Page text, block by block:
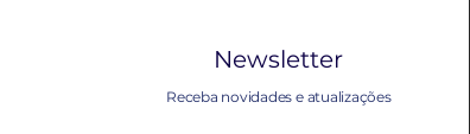
Newsletter
Receba novidades e atualizações